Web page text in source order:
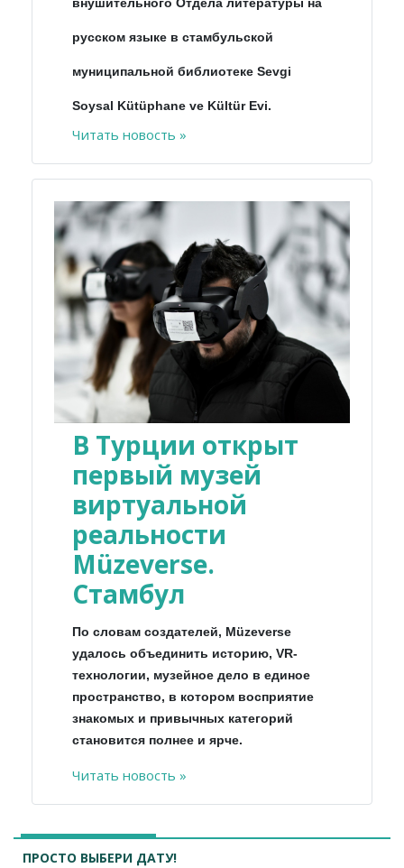
внушительного Отдела литературы на
русском языке в стамбульской
муниципальной библиотеке Sevgi
Soysal Kütüphane ve Kültür Evi.
Читать новость »
В Турции открыт
первый музей
виртуальной
реальности
Müzeverse.
Стамбул
По словам создателей, Müzeverse
удалось объединить историю, VR-
технологии, музейное дело в единое
пространство, в котором восприятие
знакомых и привычных категорий
становится полнее и ярче.
Читать новость »
ПРОСТО ВЫБЕРИ ДАТУ!